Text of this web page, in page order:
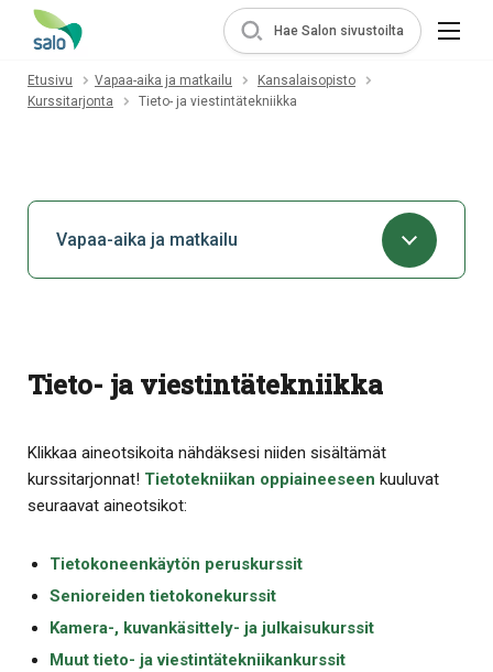
Hae Salon sivustoilta
Etusivu Vapaa-aika ja matkailu
Kansalaisopisto
Kurssitarjonta
Tieto- ja viestintätekniikka
Vapaa-aika ja matkailu
Tieto- ja viestintätekniikka
Klikkaa aineotsikoita nähdäksesi niiden sisältämät
kurssitarjonnat! Tietotekniikan oppiaineeseen kuuluvat
seuraavat aineotsikot:
Tietokoneenkäytön peruskurssit
Senioreiden tietokonekurssit
Kamera-, kuvankäsittely- ja julkaisukurssit
Muut tieto- ja viestintätekniikankurssit